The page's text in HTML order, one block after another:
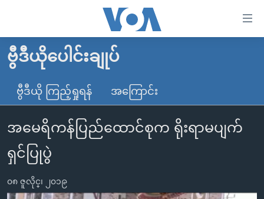
လွယ်ကူ
စေ
သည့်
များ
ပင်မ
သို့
မူလစာမျက်နှာ
မြန်မာ
ကမ္ဘာ့သတင်းများ
နိုင်ငံတကာ
အမေရိကန်
အစ္စရေး-ပါလက်စတိုင်း
ဗွီဒီယို
သတင်းလွတ်လပ်ခွင့်
ရပ်ဝန်းတခု လမ်းတခု အလွန်
အင်္ဂလိပ်စာလေ့လာမယ်
ဗွီဒီယိုပေါင်းချုပ်
ဗွီဒီယို ကြည့်ရှုရန် အကြောင်း
အမေရိကန်ပြည်ထောင်စုက ရိုးရာမပျက်
ရှင်ပြုပွဲ
၀၈ ဇူလိုင္၊ ၂၀၁၉